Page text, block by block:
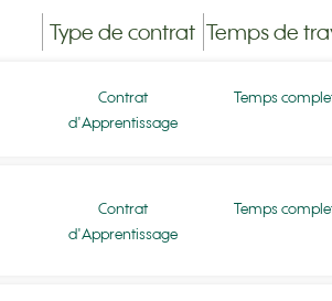
Type de contrat Temps de
Contrat
d'Apprentissage
Temps
Contrat
d'Apprentissage
Temps